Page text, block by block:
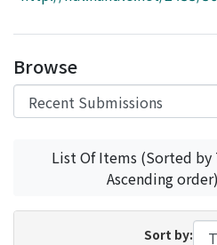
Access Statistics
Browse
List Of Items (Sorted
Ascending
Sort by: